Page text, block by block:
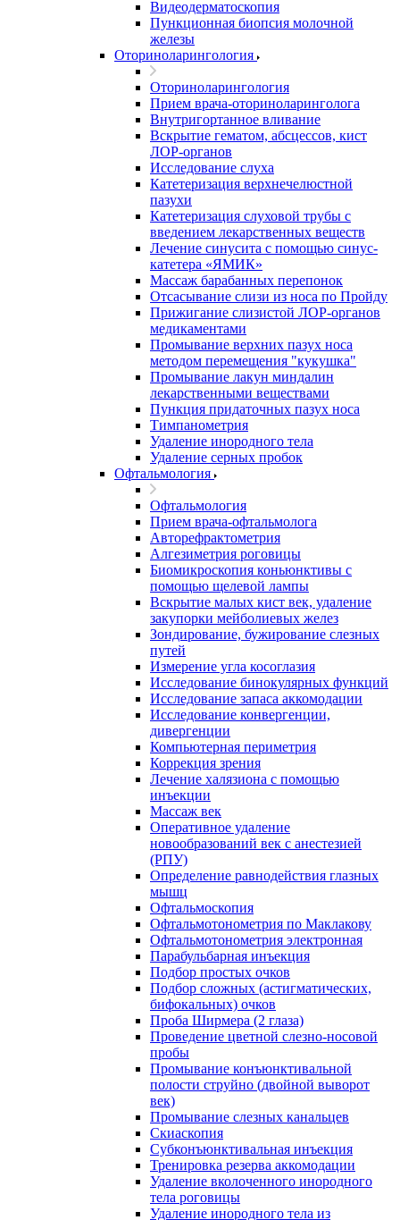
Видеодерматоскопия
Пункционная биопсия молочной
железы
Оториноларингология
Оториноларингология
Прием врача-оториноларинголога
Внутригортанное вливание
Вскрытие гематом, абсцессов, кист
ЛОР-органов
Исследование слуха
Катетеризация верхнечелюстной
пазухи
Катетеризация слуховой трубы с
введением лекарственных веществ
Лечение синусита с помощью синус-
катетера «ЯМИК»
Массаж барабанных перепонок
Отсасывание слизи из носа по Пройду
Прижигание слизистой ЛОР-органов
медикаментами
Промывание верхних пазух носа
методом перемещения "кукушка"
Промывание лакун миндалин
лекарственными веществами
Пункция придаточных пазух носа
Тимпанометрия
Удаление инородного тела
Удаление серных пробок
Офтальмология
Офтальмология
Прием врача-офтальмолога
Авторефрактометрия
Алгезиметрия роговицы
Биомикроскопия коньюнктивы с
помощью щелевой лампы
Вскрытие малых кист век, удаление
закупорки мейболиевых желез
Зондирование, бужирование слезных
путей
Измерение угла косоглазия
Исследование бинокулярных функций
Исследование запаса аккомодации
Исследование конвергенции,
дивергенции
Компьютерная периметрия
Коррекция зрения
Лечение халязиона с помощью
инъекции
Массаж век
Оперативное удаление
новообразований век с анестезией
(РПУ)
Определение равнодействия глазных
мышц
Офтальмоскопия
Офтальмотонометрия по Маклакову
Офтальмотонометрия электронная
Парабульбарная инъекция
Подбор простых очков
Подбор сложных (астигматических,
бифокальных) очков
Проба Ширмера (2 глаза)
Проведение цветной слезно-носовой
пробы
Промывание конъюнктивальной
полости струйно (двойной выворот
век)
Промывание слезных канальцев
Скиаскопия
Субконъюнктивальная инъекция
Тренировка резерва аккомодации
Удаление вколоченного инородного
тела роговицы
Удаление инородного тела из